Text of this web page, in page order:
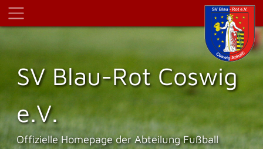
SV Blau-Rot Coswig
e.V.
Offizielle Homepage der Abteilung Fußball